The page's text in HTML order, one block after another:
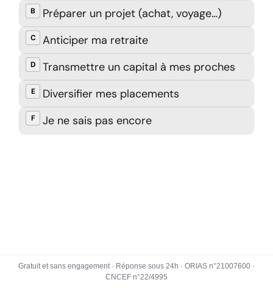
Gratuit et sans engagement · Réponse sous 24h · ORIAS n°21007600 ·
CNCEF n°22/4995